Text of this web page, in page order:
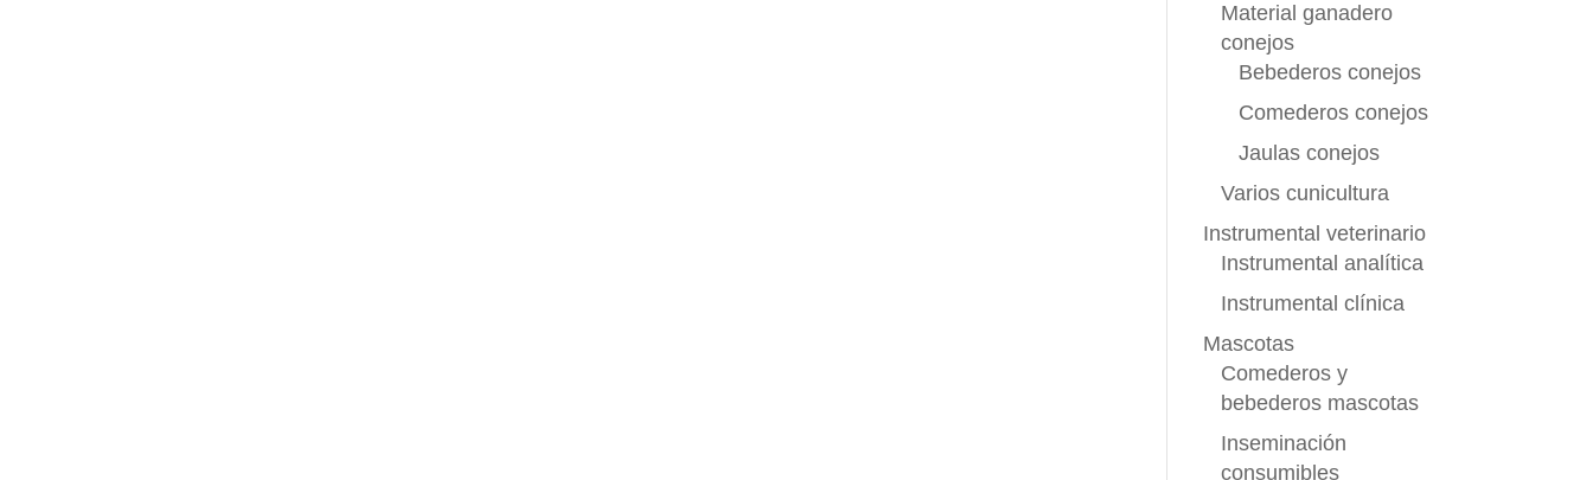
Material ganadero
conejos
Bebederos conejos
Comederos conejos
Jaulas conejos
Varios cunicultura
Instrumental veterinario
Instrumental analítica
Instrumental clínica
Mascotas
Comederos y
bebederos mascotas
Inseminación
consumibles